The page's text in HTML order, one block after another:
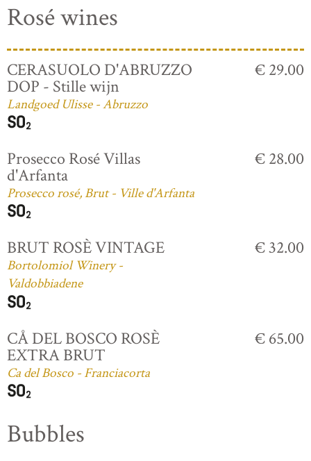
Rosé wines
CERASUOLO D'ABRUZZO
DOP - Stille wijn
Landgoed Ulisse - Abruzzo
€ 29.00
Prosecco Rosé Villas
d'Arfanta
Prosecco rosé, Brut - Ville d'Arfanta
€ 28.00
BRUT ROSÈ VINTAGE
Bortolomiol Winery -
Valdobbiadene
€ 32.00
CÅ DEL BOSCO ROSÈ
EXTRA BRUT
Ca del Bosco - Franciacorta
€ 65.00
Bubbles